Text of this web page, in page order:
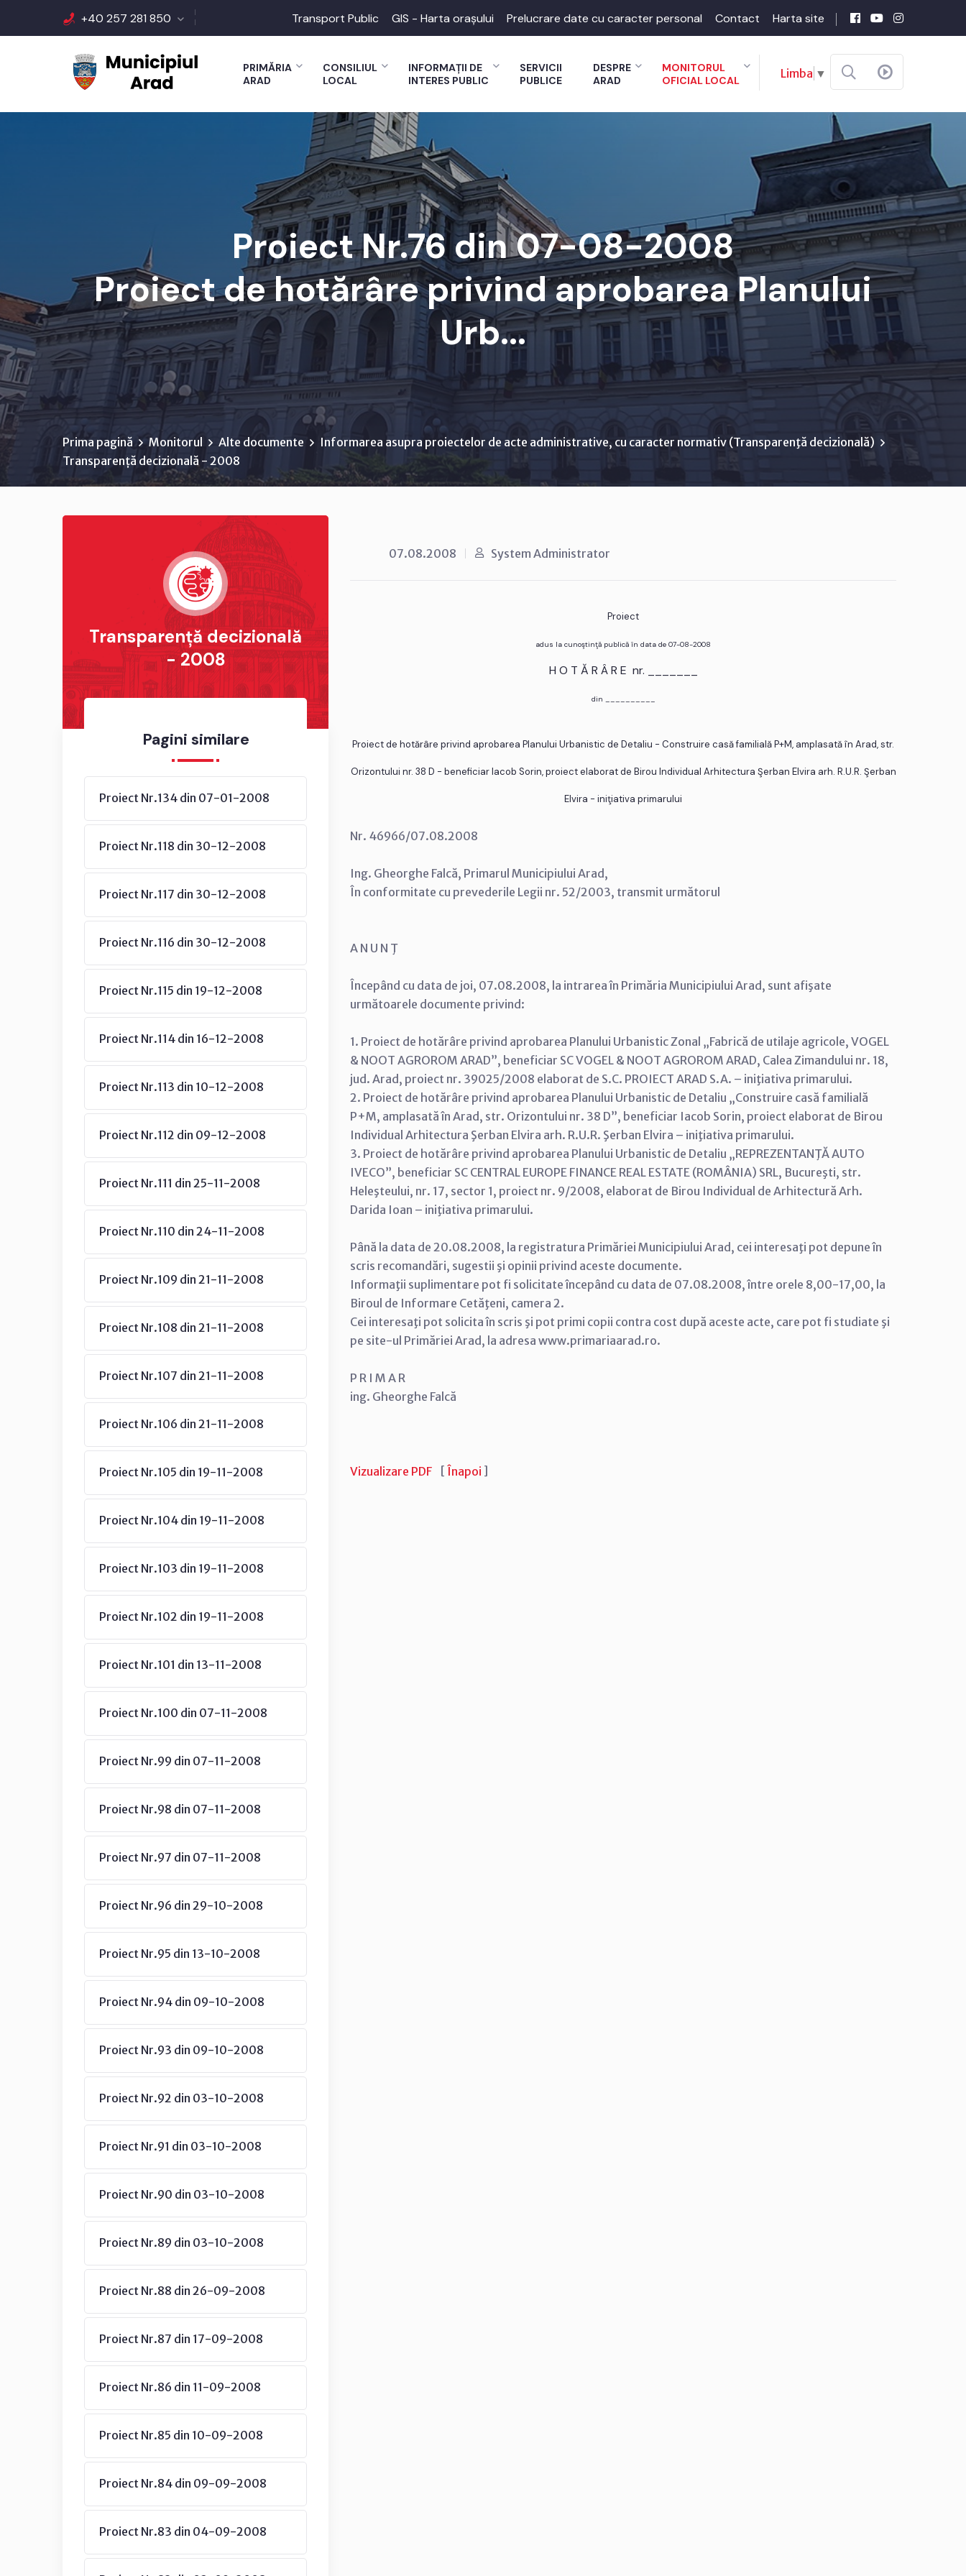
+40 257 281 850 Transport Public GIS - Harta orașului Prelucrare date cu caracter personal Contact Harta site
PRIMĂRIA
ARAD
CONSILIUL
LOCAL
INFORMAȚII DE
INTERES PUBLIC
SERVICII
PUBLICE
DESPRE
ARAD
MONITORUL
OFICIAL LOCAL
Limba ▼
Proiect Nr.76 din 07-08-2008
Proiect de hotărâre privind aprobarea Planului
Urb...
Prima pagină Monitorul Alte documente
Informarea asupra proiectelor de acte administrative, cu caracter normativ (Transparenţă decizională)
Transparență decizională - 2008
Transparență decizională
- 2008
Pagini similare
Proiect Nr.134 din 07-01-2008
Proiect Nr.118 din 30-12-2008
Proiect Nr.117 din 30-12-2008
Proiect Nr.116 din 30-12-2008
Proiect Nr.115 din 19-12-2008
Proiect Nr.114 din 16-12-2008
Proiect Nr.113 din 10-12-2008
Proiect Nr.112 din 09-12-2008
Proiect Nr.111 din 25-11-2008
Proiect Nr.110 din 24-11-2008
Proiect Nr.109 din 21-11-2008
Proiect Nr.108 din 21-11-2008
Proiect Nr.107 din 21-11-2008
Proiect Nr.106 din 21-11-2008
Proiect Nr.105 din 19-11-2008
Proiect Nr.104 din 19-11-2008
Proiect Nr.103 din 19-11-2008
Proiect Nr.102 din 19-11-2008
Proiect Nr.101 din 13-11-2008
Proiect Nr.100 din 07-11-2008
Proiect Nr.99 din 07-11-2008
Proiect Nr.98 din 07-11-2008
Proiect Nr.97 din 07-11-2008
Proiect Nr.96 din 29-10-2008
Proiect Nr.95 din 13-10-2008
Proiect Nr.94 din 09-10-2008
Proiect Nr.93 din 09-10-2008
Proiect Nr.92 din 03-10-2008
Proiect Nr.91 din 03-10-2008
Proiect Nr.90 din 03-10-2008
Proiect Nr.89 din 03-10-2008
Proiect Nr.88 din 26-09-2008
Proiect Nr.87 din 17-09-2008
Proiect Nr.86 din 11-09-2008
Proiect Nr.85 din 10-09-2008
Proiect Nr.84 din 09-09-2008
Proiect Nr.83 din 04-09-2008
07.08.2008 System Administrator
Proiect
adus la cunoştinţă publică în data de 07-08-2008
H O T Ă R Â R E nr. _______
din __________
Proiect de hotărâre privind aprobarea Planului Urbanistic de Detaliu - Construire casă familială P+M, amplasată în Arad, str.
Orizontului nr. 38 D - beneficiar Iacob Sorin, proiect elaborat de Birou Individual Arhitectura Şerban Elvira arh. R.U.R. Şerban
Elvira - iniţiativa primarului
Nr. 46966/07.08.2008
Ing. Gheorghe Falcă, Primarul Municipiului Arad,
În conformitate cu prevederile Legii nr. 52/2003, transmit următorul
A N U N Ţ
Începând cu data de joi, 07.08.2008, la intrarea în Primăria Municipiului Arad, sunt afişate
următoarele documente privind:
1. Proiect de hotărâre privind aprobarea Planului Urbanistic Zonal „Fabrică de utilaje agricole, VOGEL
& NOOT AGROROM ARAD”, beneficiar SC VOGEL & NOOT AGROROM ARAD, Calea Zimandului nr. 18,
jud. Arad, proiect nr. 39025/2008 elaborat de S.C. PROIECT ARAD S.A. – iniţiativa primarului.
2. Proiect de hotărâre privind aprobarea Planului Urbanistic de Detaliu „Construire casă familială
P+M, amplasată în Arad, str. Orizontului nr. 38 D”, beneficiar Iacob Sorin, proiect elaborat de Birou
Individual Arhitectura Şerban Elvira arh. R.U.R. Şerban Elvira – iniţiativa primarului.
3. Proiect de hotărâre privind aprobarea Planului Urbanistic de Detaliu „REPREZENTANŢĂ AUTO
IVECO”, beneficiar SC CENTRAL EUROPE FINANCE REAL ESTATE (ROMÂNIA) SRL, Bucureşti, str.
Heleşteului, nr. 17, sector 1, proiect nr. 9/2008, elaborat de Birou Individual de Arhitectură Arh.
Darida Ioan – iniţiativa primarului.
Până la data de 20.08.2008, la registratura Primăriei Municipiului Arad, cei interesaţi pot depune în
scris recomandări, sugestii şi opinii privind aceste documente.
Informaţii suplimentare pot fi solicitate începând cu data de 07.08.2008, între orele 8,00-17,00, la
Biroul de Informare Cetăţeni, camera 2.
Cei interesaţi pot solicita în scris şi pot primi copii contra cost după aceste acte, care pot fi studiate şi
pe site-ul Primăriei Arad, la adresa www.primariaarad.ro.
P R I M A R
ing. Gheorghe Falcă
Vizualizare PDF [ Înapoi ]